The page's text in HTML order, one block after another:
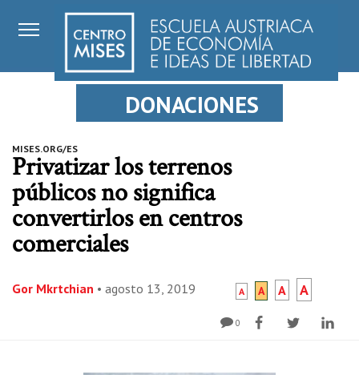
DONACIONES
MISES.ORG/ES
Privatizar los terrenos
públicos no significa
convertirlos en centros
comerciales
Gor Mkrtchian • agosto 13, 2019 A A A A
0